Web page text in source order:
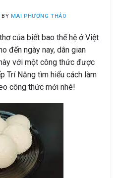
BY MAI PHƯƠNG THẢO
của biết bao thế hệ ở Việt
đến ngày nay, dân gian
với một công thức được
Trí Năng tìm hiểu cách làm
công thức mới nhé!